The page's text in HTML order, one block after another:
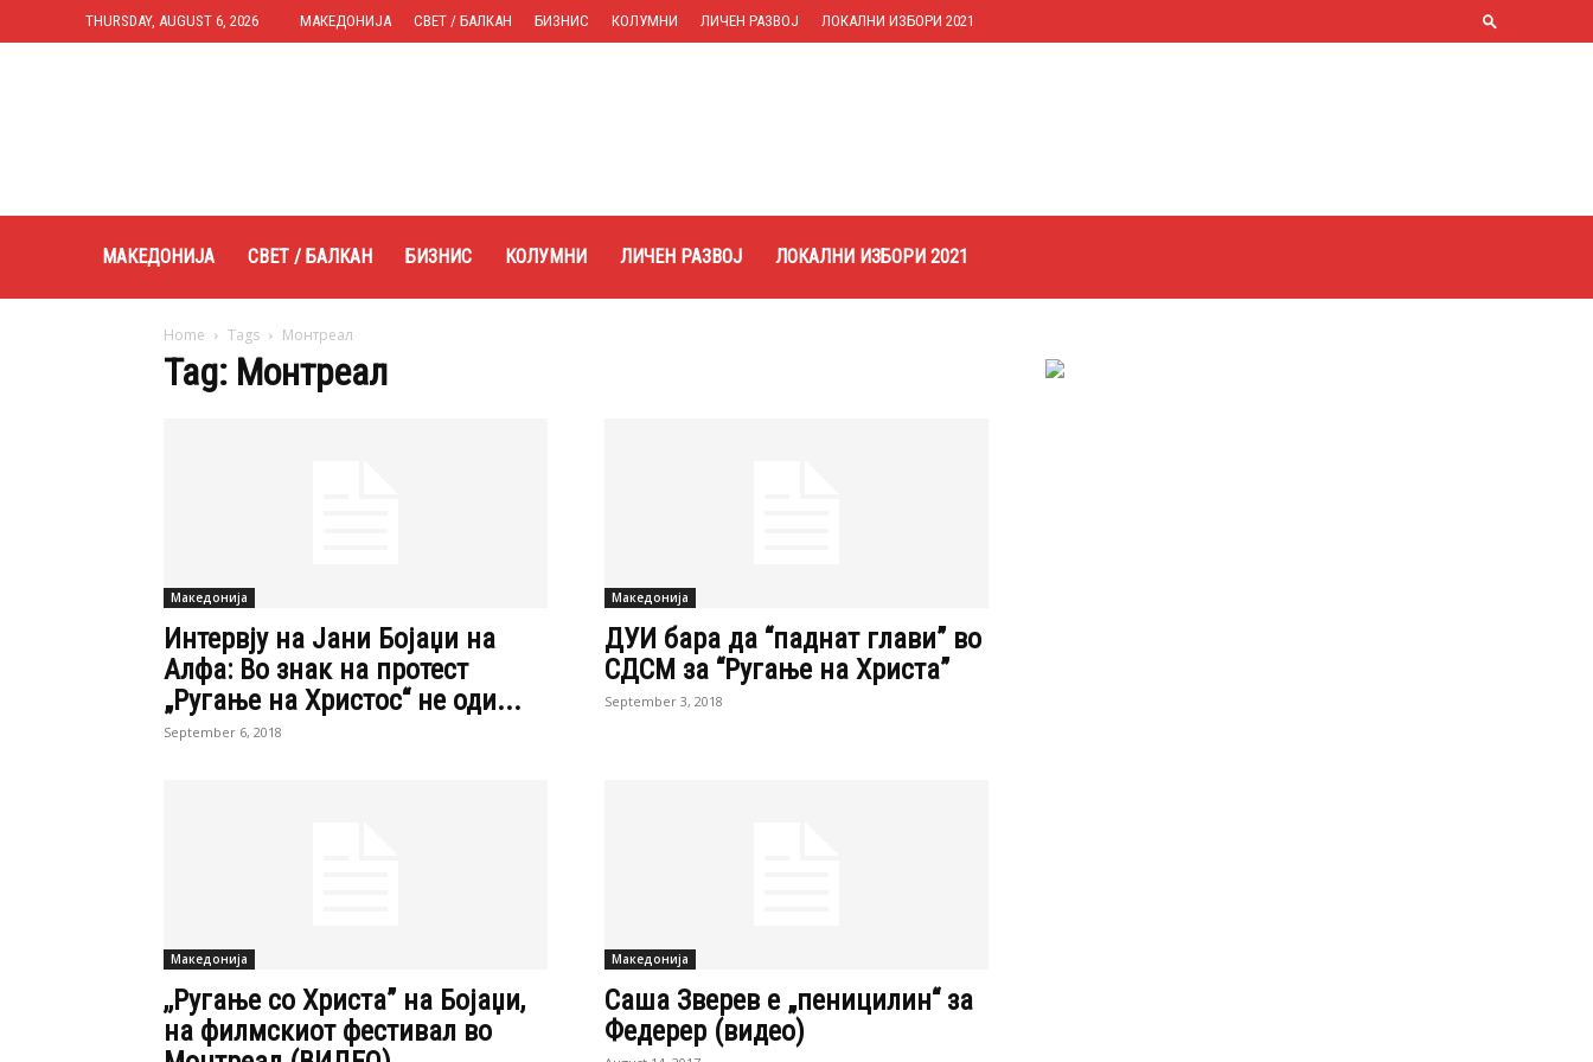
THURSDAY, AUGUST 6, 2026 МАКЕДОНИЈА СВЕТ / БАЛКАН БИЗНИС КОЛУМНИ ЛИЧЕН РАЗВОЈ ЛОКАЛНИ ИЗБОРИ 2021
МАКЕДОНИЈА СВЕТ / БАЛКАН БИЗНИС КОЛУМНИ ЛИЧЕН РАЗВОЈ ЛОКАЛНИ ИЗБОРИ 2021
Home Tags Монтреал
Tag: Монтреал
Македонија
Интервју на Јани Бојаџи на
Алфа: Во знак на протест
„Ругање на Христос“ не оди...
September 6, 2018
Македонија
ДУИ бара да “паднат глави” во
СДСМ за “Ругање на Христа”
September 3, 2018
Македонија
,,Ругање со Христа” на Бојаџи,
на филмскиот фестивал во
Македонија
Саша Зверев е „пеницилин“ за
Федерер (видео)